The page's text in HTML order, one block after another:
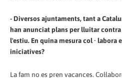
- Diversos ajuntaments, tant a
han anunciat plans per lluitar
l'estiu. En quina mesura col · labora
iniciatives?
La fam no es pren vacances.